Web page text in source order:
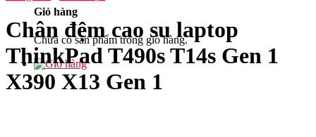
Giỏ hàng
Chưa có sản phẩm trong giỏ hàng.
Chân đệm cao su laptop
ThinkPad T490s T14s Gen 1
X390 X13 Gen 1